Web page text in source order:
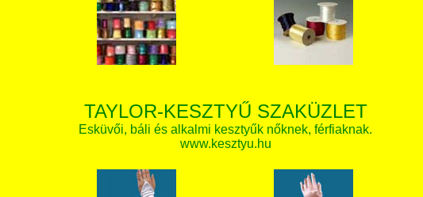
TAYLOR-KESZTYŰ SZAKÜZLET
Esküvői, báli és alkalmi kesztyűk nőknek, férfiaknak.
www.kesztyu.hu